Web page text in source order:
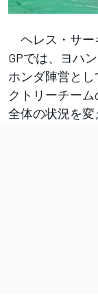
ヘレス・サー
GPでは、ヨハ
ホンダ陣営と
クトリーチー
全体の状況を変